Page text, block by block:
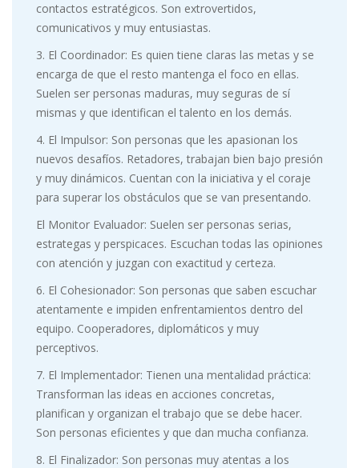
contactos estratégicos. Son extrovertidos,
comunicativos y muy entusiastas.
3. El Coordinador: Es quien tiene claras las metas y se
encarga de que el resto mantenga el foco en ellas.
Suelen ser personas maduras, muy seguras de sí
mismas y que identifican el talento en los demás.
4. El Impulsor: Son personas que les apasionan los
nuevos desafíos. Retadores, trabajan bien bajo presión
y muy dinámicos. Cuentan con la iniciativa y el coraje
para superar los obstáculos que se van presentando.
El Monitor Evaluador: Suelen ser personas serias,
estrategas y perspicaces. Escuchan todas las opiniones
con atención y juzgan con exactitud y certeza.
6. El Cohesionador: Son personas que saben escuchar
atentamente e impiden enfrentamientos dentro del
equipo. Cooperadores, diplomáticos y muy
perceptivos.
7. El Implementador: Tienen una mentalidad práctica:
Transforman las ideas en acciones concretas,
planifican y organizan el trabajo que se debe hacer.
Son personas eficientes y que dan mucha confianza.
8. El Finalizador: Son personas muy atentas a los